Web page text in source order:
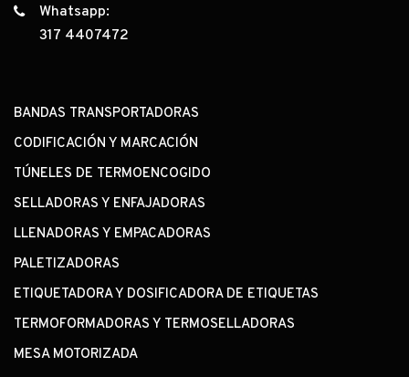
Whatsapp:
317 4407472
BANDAS TRANSPORTADORAS
CODIFICACIÓN Y MARCACIÓN
TÚNELES DE TERMOENCOGIDO
SELLADORAS Y ENFAJADORAS
LLENADORAS Y EMPACADORAS
PALETIZADORAS
ETIQUETADORA Y DOSIFICADORA DE ETIQUETAS
TERMOFORMADORAS Y TERMOSELLADORAS
MESA MOTORIZADA